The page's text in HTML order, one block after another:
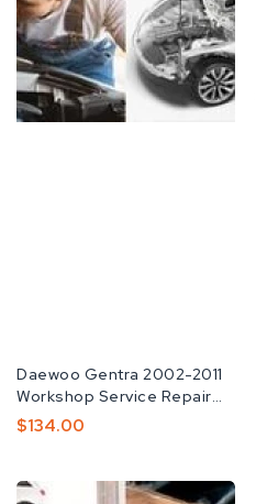
공
급
업
Daewoo Gentra 2002-2011
Workshop Service Repair
Manual
정
$134.00
DAEWOO